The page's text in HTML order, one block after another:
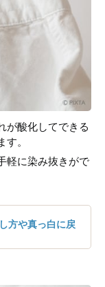
が酸化してできる
。
軽に染み抜きがで
方や真っ白に戻